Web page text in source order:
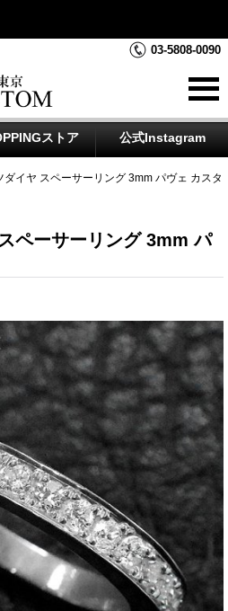
03-5808-0090
ストア 公式Instagram
ダイヤ スペーサーリング 3mm パヴェ カスタ
ペーサーリング 3mm パ